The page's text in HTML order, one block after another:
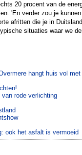
20 procent van de
'En verder zou je kunnen
afritten die je in Duitsland
situaties waar we
hangt huis vol met
van rode verlichting
ook het asfalt is vermoeid